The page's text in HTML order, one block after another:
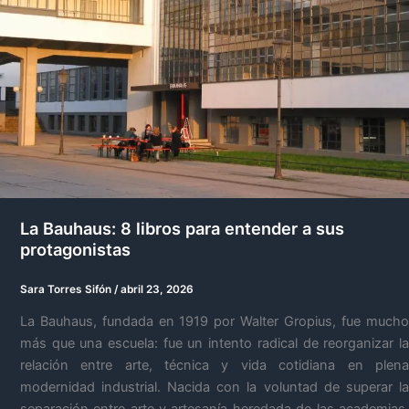
La Bauhaus: 8 libros para entender a sus
protagonistas
Sara Torres Sifón /abril 23, 2026
La Bauhaus, fundada en 1919 por Walter Gropius, fue mucho
más que una escuela: fue un intento radical de reorganizar la
relación entre arte, técnica y vida cotidiana en plena
modernidad industrial. Nacida con la voluntad de superar la